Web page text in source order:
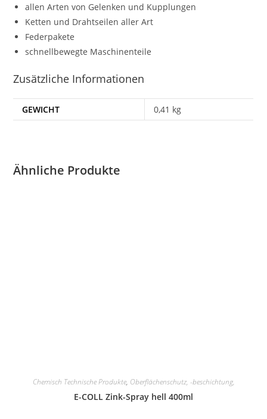
allen Arten von Gelenken und Kupplungen
Ketten und Drahtseilen aller Art
Federpakete
schnellbewegte Maschinenteile
Zusätzliche Informationen
GEWICHT 0,41 kg
Ähnliche Produkte
Chemisch Technische Produkte, Oberflächenschutz, -beschichtung,
E-COLL Zink-Spray hell 400ml